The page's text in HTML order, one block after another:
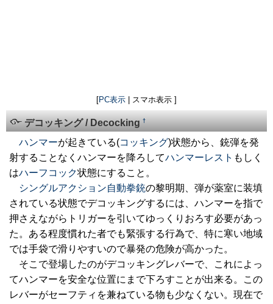
[PC表示 | スマホ表示 ]
デコッキング / Decocking†
ハンマーが起きている(コッキング)状態から、銃弾を発
射することなくハンマーを降ろしてハンマーレスト もしく
はハーフコック状態にすること。
シングルアクション自動拳銃の黎明期、弾が薬室に装填
されている状態でデコッキングするには、ハンマーを指で
押さえながらトリガーを引いてゆっくりおろす必要があっ
た。ある程度慣れた者でも緊張する行為で、特に寒い地域
では手袋で滑りやすいので暴発の危険が高かった。
そこで登場したのがデコッキングレバーで、これによっ
てハンマーを安全な位置にまで下ろすことが出来る。この
レバーがセーフティを兼ねている物も少なくない。現在で